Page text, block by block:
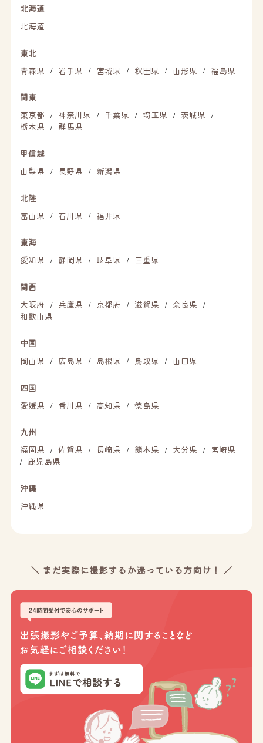
北海道
北海道
東北
青森県
/ 岩手県 / 宮城県 / 秋田県 / 山形県 / 福島県
関東
東京都
/ 神奈川県 / 千葉県 / 埼玉県 / 茨城県 /
栃木県 / 群馬県
甲信越
山梨県
/ 長野県 / 新潟県
北陸
富山県
/ 石川県 / 福井県
東海
愛知県
/ 静岡県 / 岐阜県 / 三重県
関西
大阪府
/ 兵庫県 / 京都府 / 滋賀県 / 奈良県 /
和歌山県
中国
岡山県
/ 広島県 / 島根県 / 鳥取県 / 山口県
四国
愛媛県
/ 香川県 / 高知県 / 徳島県
九州
福岡県
/ 佐賀県 / 長崎県 / 熊本県 / 大分県 / 宮崎県
/ 鹿児島県
沖縄
沖縄県
＼ まだ実際に撮影するか迷っている方向け！ ／